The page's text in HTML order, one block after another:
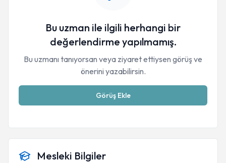
Bu uzman ile ilgili herhangi bir
değerlendirme yapılmamış.
Bu uzmanı tanıyorsan veya ziyaret ettiysen görüş ve
önerini yazabilirsin.
Görüş Ekle
Mesleki Bilgiler